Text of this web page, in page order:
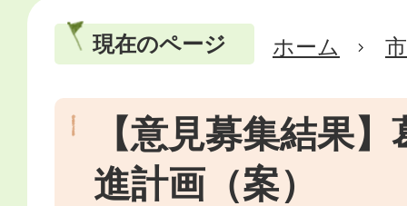
現在のページ ホーム
【意見募集結果
進計画（案）